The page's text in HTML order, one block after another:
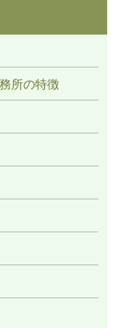
所の特徴